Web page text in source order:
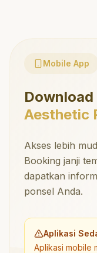
Mobile App
Aesthetic
Akses lebih
Booking janji
dapatkan
ponsel Anda.
Aplikasi
Aplikasi mobile